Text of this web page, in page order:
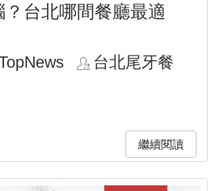
台北哪間餐廳最適
台北尾牙餐
繼續閱讀